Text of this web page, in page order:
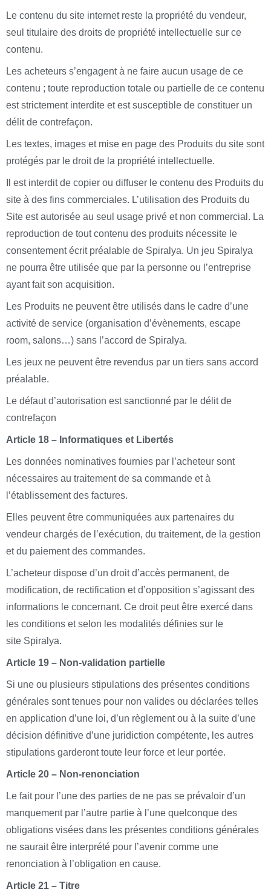
Le contenu du site internet reste la propriété du vendeur,
seul titulaire des droits de propriété intellectuelle sur ce
contenu.
Les acheteurs s’engagent à ne faire aucun usage de ce
contenu ; toute reproduction totale ou partielle de ce contenu
est strictement interdite et est susceptible de constituer un
délit de contrefaçon.
Les textes, images et mise en page des Produits du site sont
protégés par le droit de la propriété intellectuelle.
Il est interdit de copier ou diffuser le contenu des Produits du
site à des fins commerciales. L’utilisation des Produits du
Site est autorisée au seul usage privé et non commercial. La
reproduction de tout contenu des produits nécessite le
consentement écrit préalable de Spiralya. Un jeu Spiralya
ne pourra être utilisée que par la personne ou l’entreprise
ayant fait son acquisition.
Les Produits ne peuvent être utilisés dans le cadre d’une
activité de service (organisation d’évènements, escape
room, salons…) sans l’accord de Spiralya.
Les jeux ne peuvent être revendus par un tiers sans accord
préalable.
Le défaut d’autorisation est sanctionné par le délit de
contrefaçon
Article 18 – Informatiques et Libertés
Les données nominatives fournies par l’acheteur sont
nécessaires au traitement de sa commande et à
l’établissement des factures.
Elles peuvent être communiquées aux partenaires du
vendeur chargés de l’exécution, du traitement, de la gestion
et du paiement des commandes.
L’acheteur dispose d’un droit d’accès permanent, de
modification, de rectification et d’opposition s’agissant des
informations le concernant. Ce droit peut être exercé dans
les conditions et selon les modalités définies sur le
site Spiralya.
Article 19 – Non-validation partielle
Si une ou plusieurs stipulations des présentes conditions
générales sont tenues pour non valides ou déclarées telles
en application d’une loi, d’un règlement ou à la suite d’une
décision définitive d’une juridiction compétente, les autres
stipulations garderont toute leur force et leur portée.
Article 20 – Non-renonciation
Le fait pour l’une des parties de ne pas se prévaloir d’un
manquement par l’autre partie à l’une quelconque des
obligations visées dans les présentes conditions générales
ne saurait être interprété pour l’avenir comme une
renonciation à l’obligation en cause.
Article 21 – Titre